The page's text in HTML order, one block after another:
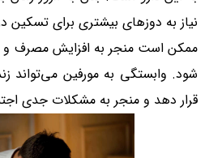
نیاز به دوزهای بیشتری برای تسکین
ممکن است منجر به افزایش مصرف و
شود. وابستگی به مورفین می‌تواند
قرار دهد و منجر به مشکلات جدی